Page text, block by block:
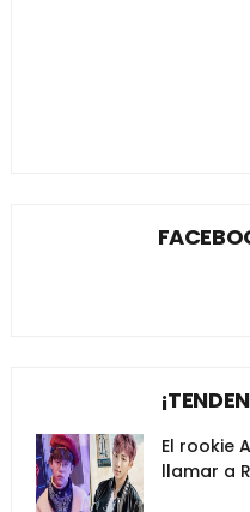
El rookie
llamar a